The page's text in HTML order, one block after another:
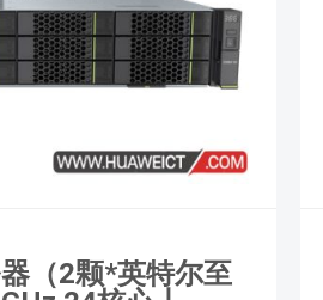
（2颗*英特尔至